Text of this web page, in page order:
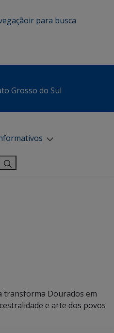
ir para busca
Grosso do Sul
transforma Dourados em
e arte dos povos